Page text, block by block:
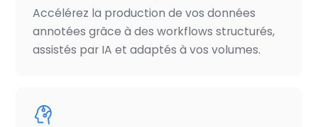
Accélérez la production de vos données
annotées grâce à des workflows structurés,
assistés par IA et adaptés à vos volumes.